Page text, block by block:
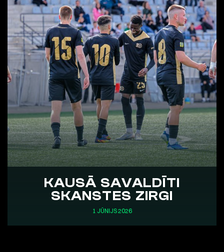
KAUSĀ SAVALDĪTI
SKANSTES ZIRGI
1 JŪNIJS 2026